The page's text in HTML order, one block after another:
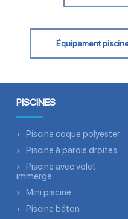
Équipement
PISCINES
Piscine coque polyester
Piscine à parois droites
Piscine avec volet
immergé
Mini piscine
Piscine béton